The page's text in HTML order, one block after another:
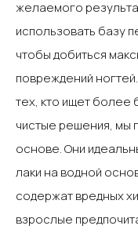
желаемого
использовать базу
чтобы добиться
повреждений ногтей.‍
тех, кто ищет более
чистые решения, мы
основе. Они
лаки на водной
содержат вредных
взрослые